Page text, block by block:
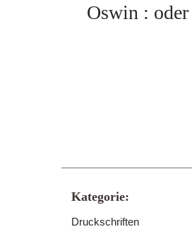
Oswin :
Kategorie:
Druckschriften